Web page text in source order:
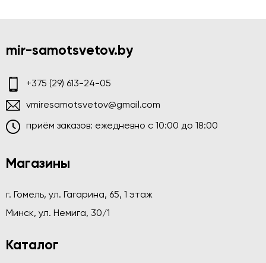
mir-samotsvetov.by
+375 (29) 613-24-05
vmiresamotsvetov@gmail.com
приём заказов: ежедневно c 10:00 до 18:00
Магазины
г. Гомель, ул. Гагарина, 65, 1 этаж
Минск, ул. Немига, 30/1
Каталог